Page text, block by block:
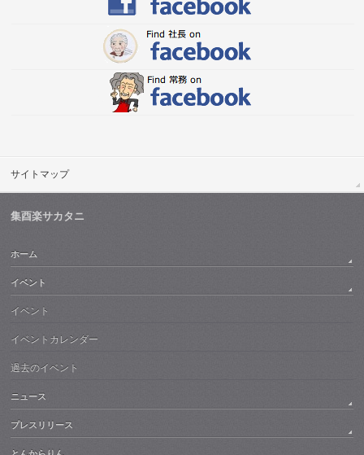
サイトマップ
集酉楽サカタニ
ホーム
イベント
イベント
イベントカレンダー
過去のイベント
ニュース
プレスリリース